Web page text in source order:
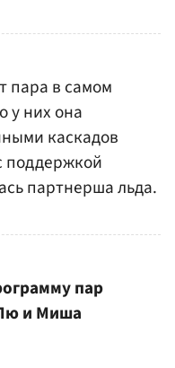
пара в самом
у них она
каскадов
поддержкой
партнерша льда.
пар
и Миша